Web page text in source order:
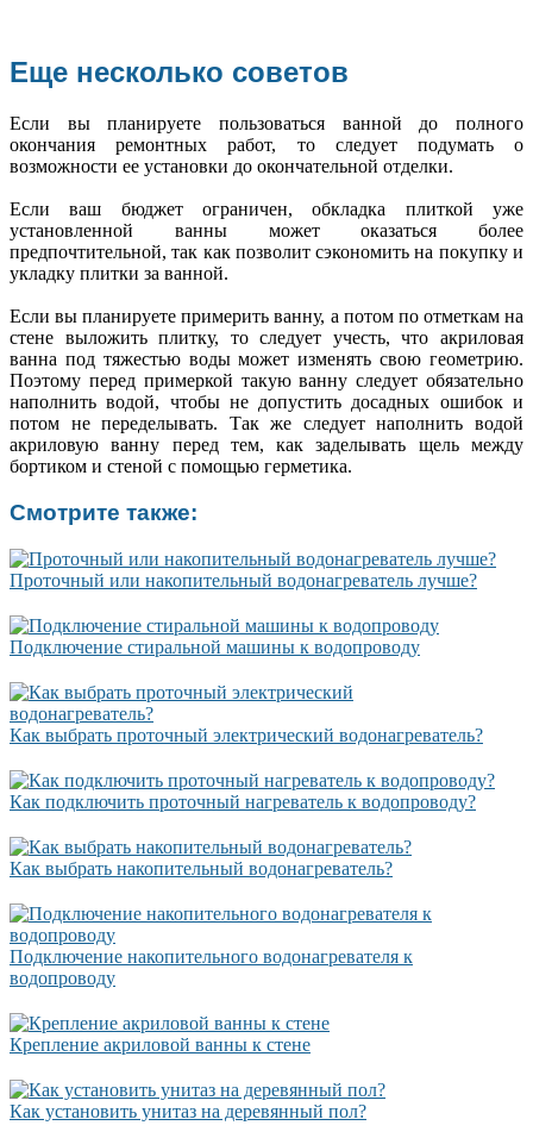
Еще несколько советов
Если вы планируете пользоваться ванной до полного
окончания ремонтных работ, то следует подумать о
возможности ее установки до окончательной отделки.
Если ваш бюджет ограничен, обкладка плиткой уже
установленной ванны может оказаться более
предпочтительной, так как позволит сэкономить на покупку и
укладку плитки за ванной.
Если вы планируете примерить ванну, а потом по отметкам на
стене выложить плитку, то следует учесть, что акриловая
ванна под тяжестью воды может изменять свою геометрию.
Поэтому перед примеркой такую ванну следует обязательно
наполнить водой, чтобы не допустить досадных ошибок и
потом не переделывать. Так же следует наполнить водой
акриловую ванну перед тем, как заделывать щель между
бортиком и стеной с помощью герметика.
Смотрите также:
Проточный или накопительный водонагреватель лучше?
Подключение стиральной машины к водопроводу
Как выбрать проточный электрический водонагреватель?
Как подключить проточный нагреватель к водопроводу?
Как выбрать накопительный водонагреватель?
Подключение накопительного водонагревателя к
водопроводу
Крепление акриловой ванны к стене
Как установить унитаз на деревянный пол?